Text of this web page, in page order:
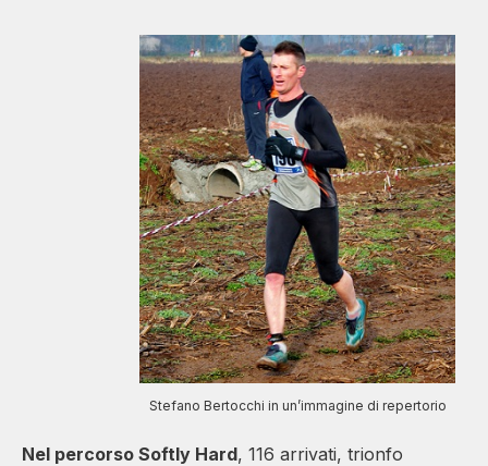
Stefano Bertocchi in un’immagine di repertorio
Nel percorso Softly Hard, 116 arrivati, trionfo